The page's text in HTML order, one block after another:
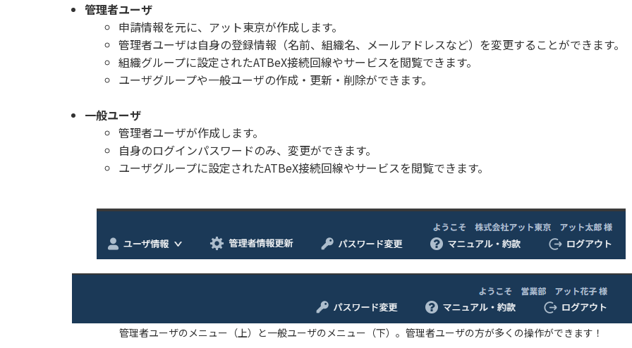
管理者ユーザ
申請情報を元に、アット東京が作成します。
管理者ユーザは自身の登録情報（名前、組織名、メールアドレスなど）を変更することができます。
組織グループに設定されたATBeX接続回線やサービスを閲覧できます。
ユーザグループや一般ユーザの作成・更新・削除ができます。
一般ユーザ
管理者ユーザが作成します。
自身のログインパスワードのみ、変更ができます。
ユーザグループに設定されたATBeX接続回線やサービスを閲覧できます。
管理者ユーザのメニュー（上）と一般ユーザのメニュー（下）。管理者ユーザの方が多くの操作ができます！